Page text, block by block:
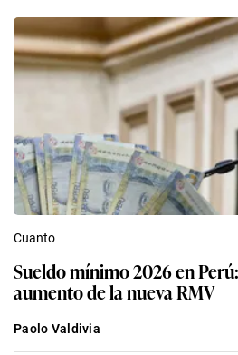
Cuanto
Sueldo mínimo 2026 en
aumento de la nueva RMV
Paolo Valdivia